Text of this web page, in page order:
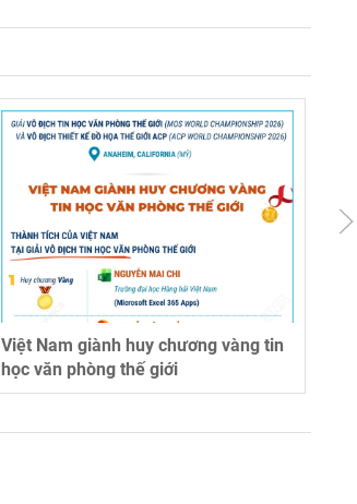
Việt Nam giành huy chương vàng tin
học văn phòng thế giới